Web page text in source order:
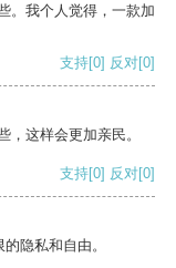
。我个人觉得，一款加
支持[0] 反对[0]
，这样会更加亲民。
支持[0] 反对[0]
隐私和自由。